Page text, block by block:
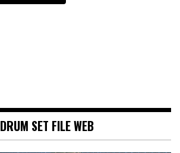
DRUM SET FILE WEB